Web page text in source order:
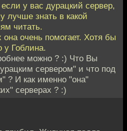
у вас дурацкий сервер,
лучше знать в какой
читать.
очень помогает. Хотя бы
у Гоблина.
можно ? :) Что Вы
сервером" и что под
? И как именно "она"
серверах ? :)